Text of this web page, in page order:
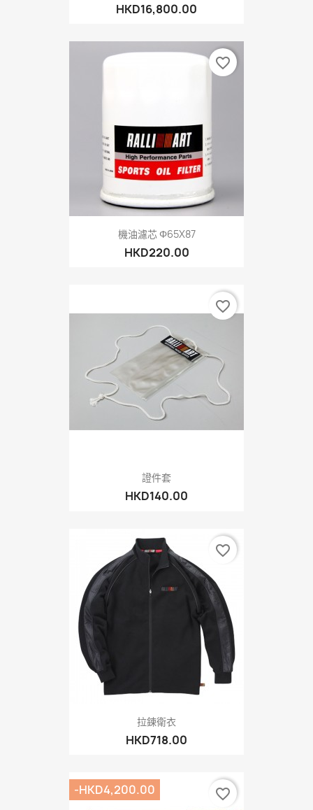
HKD16,800.00
機油濾芯 Φ65X87
HKD220.00
favorite_border
證件套
HKD140.00
favorite_border
拉鍊衛衣
HKD718.00
favorite_border
-HKD4,200.00 favorite_border